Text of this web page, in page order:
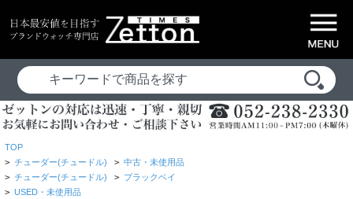
TOP
> チューダー(チュードル) > 中古・未使用品
> チューダー(チュードル) > ブラックベイ
> USED・未使用品